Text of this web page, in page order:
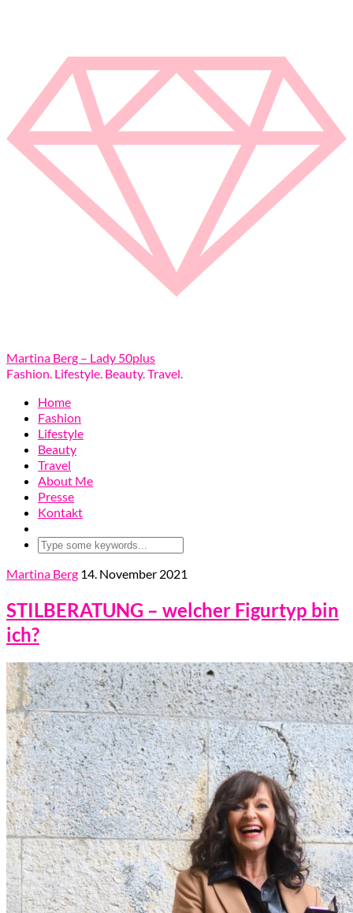
Martina Berg – Lady 50plus
Fashion. Lifestyle. Beauty. Travel.
Home
Fashion
Lifestyle
Beauty
Travel
About Me
Presse
Kontakt
Martina Berg 14. November 2021
STILBERATUNG – welcher Figurtyp bin
ich?